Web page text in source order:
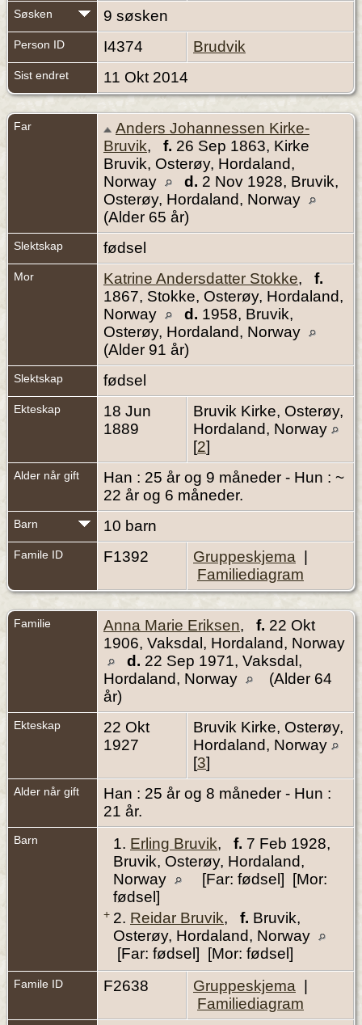
Søsken 9 søsken
Person ID I4374 Brudvik
Sist endret 11 Okt 2014
Far
Anders Johannessen Kirke-
Bruvik, f. 26 Sep 1863, Kirke
Bruvik, Osterøy, Hordaland,
Norway
d. 2 Nov 1928, Bruvik,
Osterøy, Hordaland, Norway
(Alder 65 år)
Slektskap fødsel
Mor Katrine Andersdatter Stokke, f.
1867, Stokke, Osterøy, Hordaland,
Norway
d. 1958, Bruvik,
Osterøy, Hordaland, Norway
(Alder 91 år)
Slektskap fødsel
Ekteskap
18 Jun
1889
Bruvik Kirke, Osterøy,
Hordaland, Norway
[2]
Alder når gift
Han : 25 år og 9 måneder - Hun : ~
22 år og 6 måneder.
Barn 10 barn
Famile ID F1392 Gruppeskjema
Familiediagram
Familie Anna Marie Eriksen, f. 22 Okt
1906, Vaksdal, Hordaland, Norway
d. 22 Sep 1971, Vaksdal,
Hordaland, Norway
(Alder 64
år)
Ekteskap
22 Okt
1927
Bruvik Kirke, Osterøy,
Hordaland, Norway
[3]
Alder når gift
Han : 25 år og 8 måneder - Hun :
21 år.
Barn 1. Erling Bruvik, f. 7 Feb 1928,
Bruvik, Osterøy, Hordaland,
Norway
[Far: fødsel] [Mor:
fødsel]
+ 2. Reidar Bruvik, f. Bruvik,
Osterøy, Hordaland, Norway
[Far: fødsel] [Mor: fødsel]
Famile ID F2638 Gruppeskjema
Familiediagram